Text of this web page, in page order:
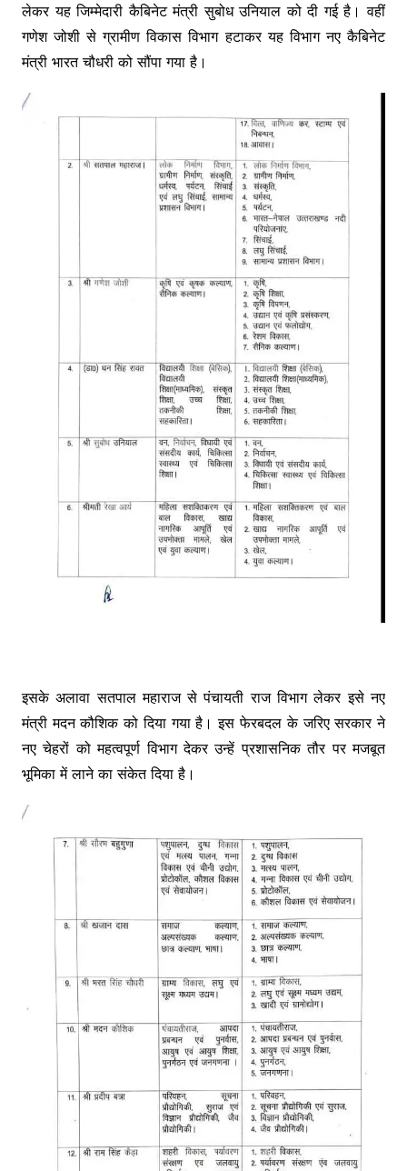
लेकर यह जिम्मेदारी कैबिनेट मंत्री सुबोध उनियाल को दी गई है। वहीं
गणेश जोशी से ग्रामीण विकास विभाग हटाकर यह विभाग नए कैबिनेट
मंत्री भारत चौधरी को सौंपा गया है।
इसके अलावा सतपाल महाराज से पंचायती राज विभाग लेकर इसे नए
मंत्री मदन कौशिक को दिया गया है। इस फेरबदल के जरिए सरकार ने
नए चेहरों को महत्वपूर्ण विभाग देकर उन्हें प्रशासनिक तौर पर मजबूत
भूमिका में लाने का संकेत दिया है।